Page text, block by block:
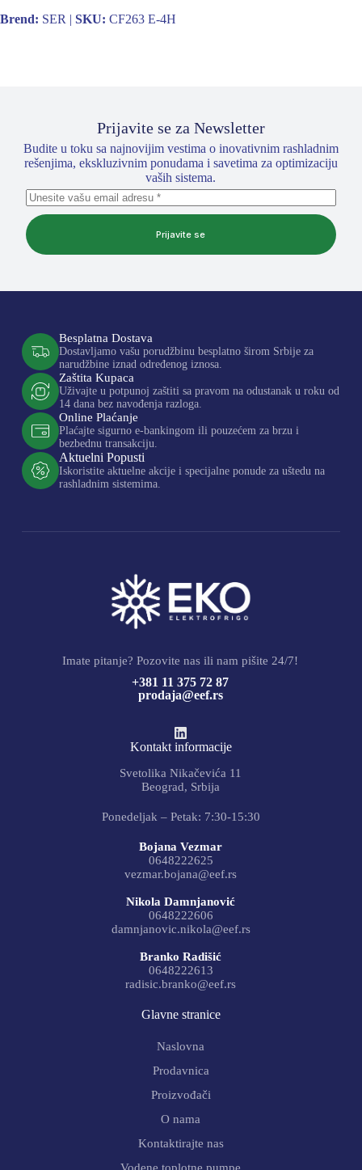
Brend: SER | SKU: CF263 E-4H
Prijavite se za Newsletter
Budite u toku sa najnovijim vestima o inovativnim rashladnim
rešenjima, ekskluzivnim ponudama i savetima za optimizaciju
vaših sistema.
Prijavite se
Besplatna Dostava
Dostavljamo vašu porudžbinu besplatno širom Srbije za
narudžbine iznad određenog iznosa.
Zaštita Kupaca
Uživajte u potpunoj zaštiti sa pravom na odustanak u roku od
14 dana bez navođenja razloga.
Online Plaćanje
Plaćajte sigurno e-bankingom ili pouzećem za brzu i
bezbednu transakciju.
Aktuelni Popusti
Iskoristite aktuelne akcije i specijalne ponude za uštedu na
rashladnim sistemima.
Imate pitanje? Pozovite nas ili nam pišite 24/7!
+381 11 375 72 87
prodaja@eef.rs
Kontakt informacije
Svetolika Nikačevića 11
Beograd, Srbija
Ponedeljak – Petak: 7:30-15:30
Bojana Vezmar
0648222625
vezmar.bojana@eef.rs
Nikola Damnjanović
0648222606
damnjanovic.nikola@eef.rs
Branko Radišić
0648222613
radisic.branko@eef.rs
Glavne stranice
Naslovna
Prodavnica
Proizvođači
O nama
Kontaktirajte nas